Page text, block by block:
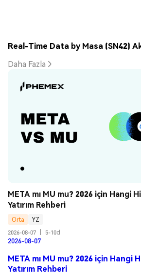
Real-Time Data by Masa (SN42)
Daha Fazla
META mı MU mu? 2026 için Hangi
Yatırım Rehberi
Orta
YZ
2026-08-07
5-10d
2026-08-07
META mı MU mu? 2026 için Hangi
Yatırım Rehberi